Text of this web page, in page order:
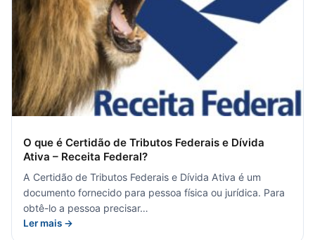
O que é Certidão de Tributos Federais e Dívida
Ativa – Receita Federal?
A Certidão de Tributos Federais e Dívida Ativa é um
documento fornecido para pessoa física ou jurídica. Para
obtê-lo a pessoa precisar…
Ler mais →